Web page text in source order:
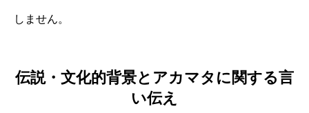
しません。
伝説・文化的背景とアカマタに関する言
い伝え